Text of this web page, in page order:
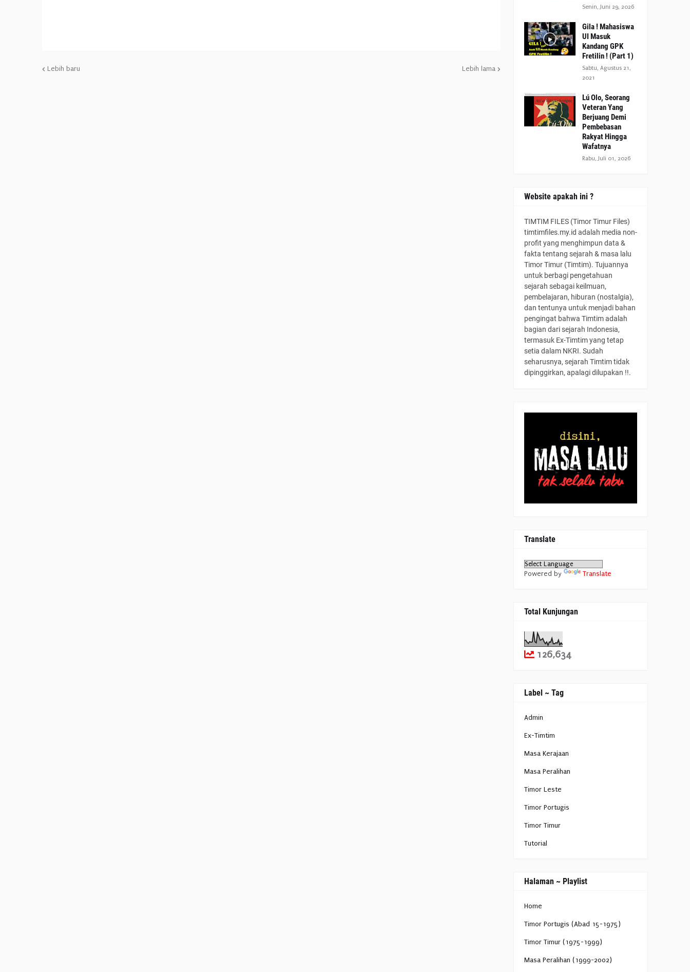
Lebih baru Lebih lama
Senin, Juni 29, 2026
Gila ! Mahasiswa
UI Masuk
Kandang GPK
Fretilin ! (Part 1)
Sabtu, Agustus 21,
2021
Lú Olo, Seorang
Veteran Yang
Berjuang Demi
Pembebasan
Rakyat Hingga
Wafatnya
Rabu, Juli 01, 2026
Website apakah ini ?
TIMTIM FILES (Timor Timur Files)
timtimfiles.my.id adalah media non-
profit yang menghimpun data &
fakta tentang sejarah & masa lalu
Timor Timur (Timtim). Tujuannya
untuk berbagi pengetahuan
sejarah sebagai keilmuan,
pembelajaran, hiburan (nostalgia),
dan tentunya untuk menjadi bahan
pengingat bahwa Timtim adalah
bagian dari sejarah Indonesia,
termasuk Ex-Timtim yang tetap
setia dalam NKRI. Sudah
seharusnya, sejarah Timtim tidak
dipinggirkan, apalagi dilupakan !!.
Translate
Powered by Translate
Total Kunjungan
126,634
Label ~ Tag
Admin
Ex-Timtim
Masa Kerajaan
Masa Peralihan
Timor Leste
Timor Portugis
Timor Timur
Tutorial
Halaman ~ Playlist
Home
Timor Portugis (Abad 15-1975)
Timor Timur (1975-1999)
Masa Peralihan (1999-2002)